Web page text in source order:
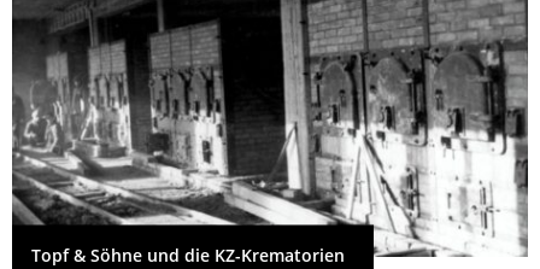
Topf & Söhne und die KZ-Krematorien